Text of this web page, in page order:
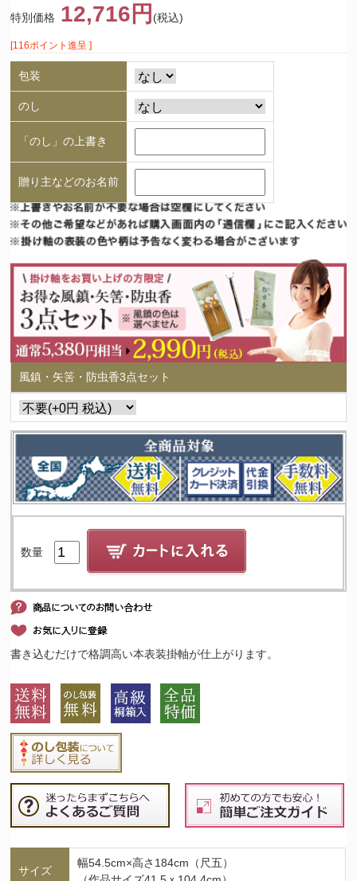
特別価格 12,716円 (税込)
[116ポイント進呈 ]
包装
のし
「のし」の上書き
贈り主などのお名前
風鎮・矢筈・防虫香3点セット
数量
書き込むだけで格調高い本表装掛軸が仕上がります。
サイズ
幅54.5cm×高さ184cm（尺五）